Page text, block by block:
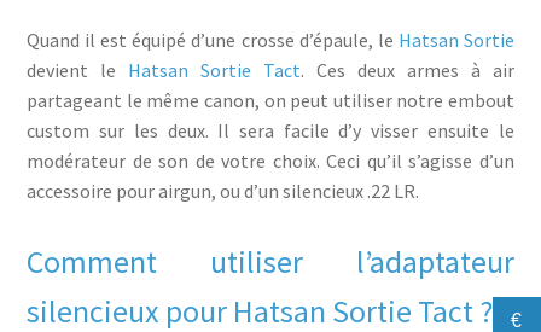
Quand il est équipé d’une crosse d’épaule, le Hatsan Sortie
devient le Hatsan Sortie Tact. Ces deux armes à air
partageant le même canon, on peut utiliser notre embout
custom sur les deux. Il sera facile d’y visser ensuite le
modérateur de son de votre choix. Ceci qu’il s’agisse d’un
accessoire pour airgun, ou d’un silencieux .22 LR.
Comment utiliser l’adaptateur
silencieux pour Hatsan Sortie Tact ?
€